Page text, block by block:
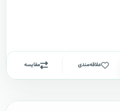
علاقه‌مندی مقایسه